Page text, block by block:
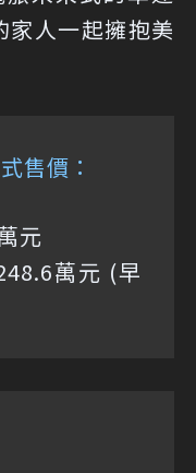
家人一起擁抱美
售價：
元
萬元 (早